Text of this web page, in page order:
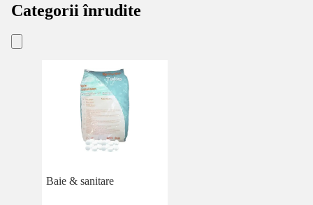
Categorii înrudite
Baie & sanitare